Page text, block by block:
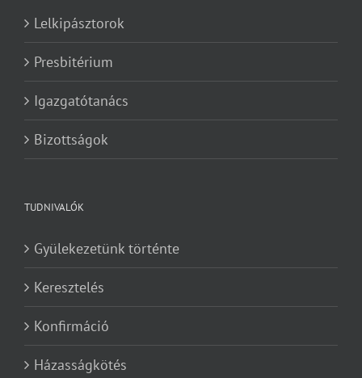
Lelkipásztorok
Presbitérium
Igazgatótanács
Bizottságok
TUDNIVALÓK
Gyülekezetünk történte
Keresztelés
Konfirmáció
Házasságkötés